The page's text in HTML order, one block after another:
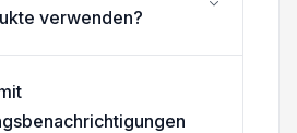
verwenden?